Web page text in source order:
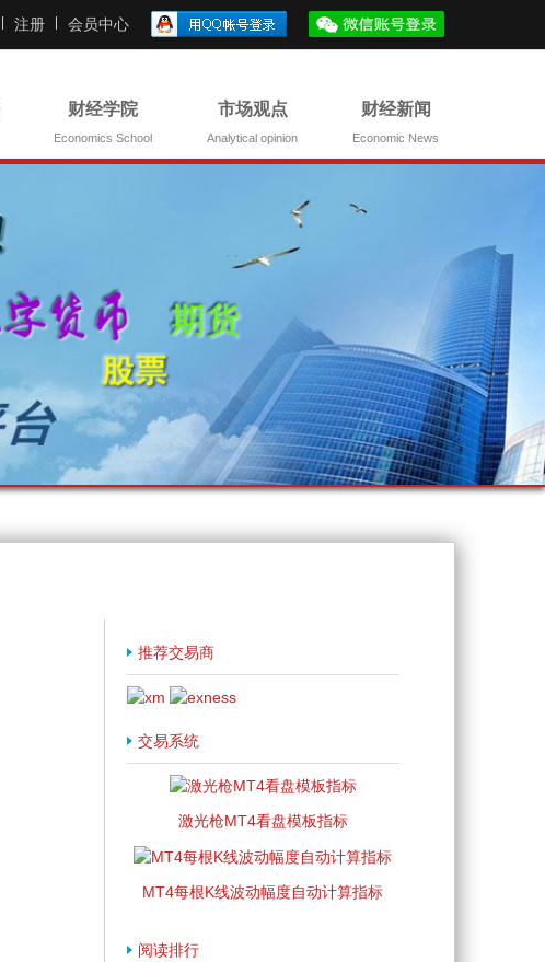
注册 会员中心
财经学院
Economics School
市场观点
Analytical opinion
财经新闻
Economic News
推荐交易商
交易系统
激光枪MT4看盘模板指标
MT4每根K线波动幅度自动计算指标
阅读排行